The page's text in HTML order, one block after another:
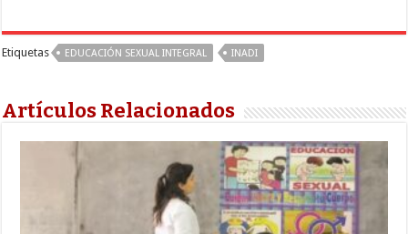
Etiquetas EDUCACIÓN SEXUAL INTEGRAL INADI
Artículos Relacionados